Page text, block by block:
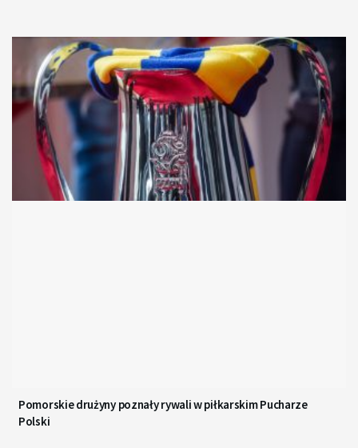
Pomorskie drużyny poznały rywali w piłkarskim Pucharze
Polski